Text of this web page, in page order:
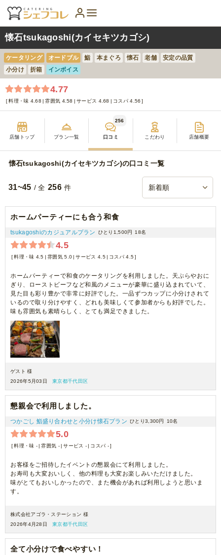
懐石tsukagoshi(カイセキツカゴシ)
ケータリング オードブル 鮨 本まぐろ 懐石 老舗
安定の品質
小分け
折箱 インボイス
4.77
料理・味 4.68 雰囲気 4.58 サービス 4.68 コスパ 4.56
店舗トップ プラン一覧 口コミ
256
こだわり 店舗概要
懐石tsukagoshi(カイセキツカゴシ)の口コミ一覧
31~45 / 全 256 件
ホームパーティーにも合う和食
tsukagoshiのカジュアルプラン ひとり1,500円 18名
4.5
料理・味 4.5 雰囲気 5.0 サービス 4.5 コスパ 4.5
ホームパーティーで和食のケータリングを利用しました。天ぷらやおに
ぎり、ローストビーフなど和風のメニューが豪華に盛り込まれていて、
見た目も彩り豊かで非常に好評でした。一品ずつカップに小分けされて
いるので取り分けやすく、どれも美味しくて参加者からも好評でした。
味も雰囲気も素晴らしく、とても満足できました。
ゲスト 様
2026年5月03日
東京都千代田区
懇親会で利用しました。
つかごし 鮨盛り合わせと小分け懐石プラン ひとり3,300円 10名
5.0
料理・味 - 雰囲気 - サービス - コスパ -
お客様をご招待したイベントの懇親会にて利用しました。
お寿司も大変おいしく、他の料理も大変お楽しみいただけました。
味がとてもおいしかったので、また機会があれば利用しようと思いま
す。
株式会社アゴラ・ステーション 様
2026年4月28日
東京都千代田区
全て小分けで食べやすい！